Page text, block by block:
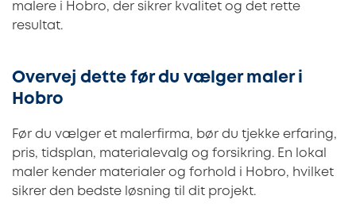
malere i Hobro, der sikrer kvalitet og det rette
resultat.
Overvej dette før du vælger maler i
Hobro
Før du vælger et malerfirma, bør du tjekke erfaring,
pris, tidsplan, materialevalg og forsikring. En lokal
maler kender materialer og forhold i Hobro, hvilket
sikrer den bedste løsning til dit projekt.